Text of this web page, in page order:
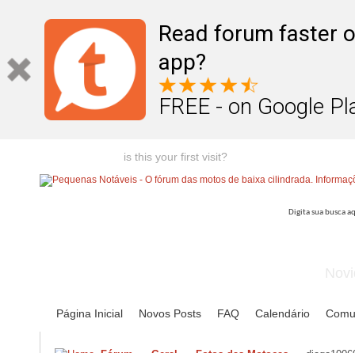
Read forum faster
app?
FREE - on Google
is this your first visit?
Página Inicial Novos Posts FAQ Calendário